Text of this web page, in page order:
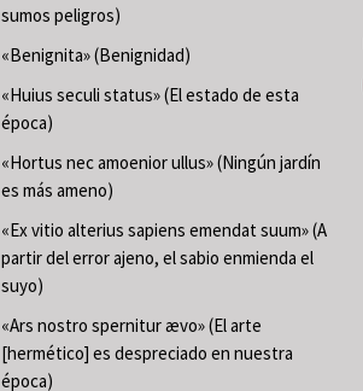
sumos peligros)
«Benignita» (Benignidad)
«Huius seculi status» (El estado de esta
época)
«Hortus nec amoenior ullus» (Ningún jardín
es más ameno)
«Ex vitio alterius sapiens emendat suum» (A
partir del error ajeno, el sabio enmienda el
suyo)
«Ars nostro spernitur ævo» (El arte
[hermético] es despreciado en nuestra
época)